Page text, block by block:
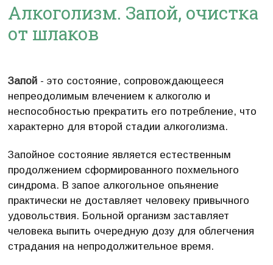
Алкоголизм. Запой, очистка
от шлаков
Запой - это состояние, сопровождающееся
непреодолимым влечением к алкоголю и
неспособностью прекратить его потребление, что
характерно для второй стадии алкоголизма.
Запойное состояние является естественным
продолжением сформированного похмельного
синдрома. В запое алкогольное опьянение
практически не доставляет человеку привычного
удовольствия. Больной организм заставляет
человека выпить очередную дозу для облегчения
страдания на непродолжительное время.